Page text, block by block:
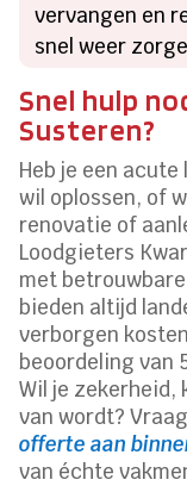
vervangen en
snel weer
Snel hulp
Susteren?
Heb je een
wil oplossen, of
renovatie of
Loodgieters
met
bieden altijd
verborgen
beoordeling van
Wil je zekerheid,
van wordt?
offerte aan
van échte